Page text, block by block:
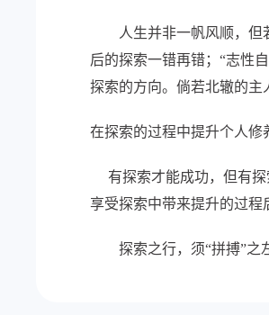
人生并非一帆风顺，但若
后的探索一错再错；“志性
探索的方向。倘若北辙的主
在探索的过程中提升个人
有探索才能成功，但有探
享受探索中带来提升的过
探索之行，须“拼搏”之左